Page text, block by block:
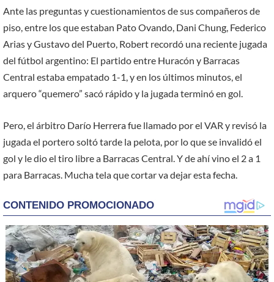
Ante las preguntas y cuestionamientos de sus compañeros de
piso, entre los que estaban Pato Ovando, Dani Chung, Federico
Arias y Gustavo del Puerto, Robert recordó una reciente jugada
del fútbol argentino: El partido entre Huracón y Barracas
Central estaba empatado 1-1, y en los últimos minutos, el
arquero “quemero” sacó rápido y la jugada terminó en gol.
Pero, el árbitro Darío Herrera fue llamado por el VAR y revisó la
jugada el portero soltó tarde la pelota, por lo que se invalidó el
gol y le dio el tiro libre a Barracas Central. Y de ahí vino el 2 a 1
para Barracas. Mucha tela que cortar va dejar esta fecha.